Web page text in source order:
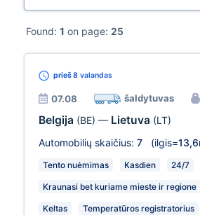
Found: 1 on page: 25
prieš 8 valandas
07.08 šaldytuvas
Belgija (BE) — Lietuva (LT)
Automobilių skaičius: 7 (ilgis=
Tento nuėmimas Kasdien 24/7
Kraunasi bet kuriame mieste ir regione
Keltas Temperatūros registratorius